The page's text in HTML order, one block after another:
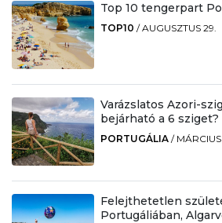
Top 10 tengerpart
TOP10 /AUGUSZTUS 29.
Varázslatos Azori-
bejárható a 6 sziget?
PORTUGÁLIA / MÁRCIUS
Felejthetetlen
Portugáliában,